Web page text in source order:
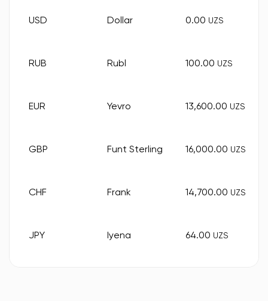
USD Dollar 0.00 UZS
RUB Rubl 100.00 UZS
EUR Yevro 13,600.00 UZS
GBP Funt Sterling 16,000.00 UZS
CHF Frank 14,700.00 UZS
JPY Iyena 64.00 UZS